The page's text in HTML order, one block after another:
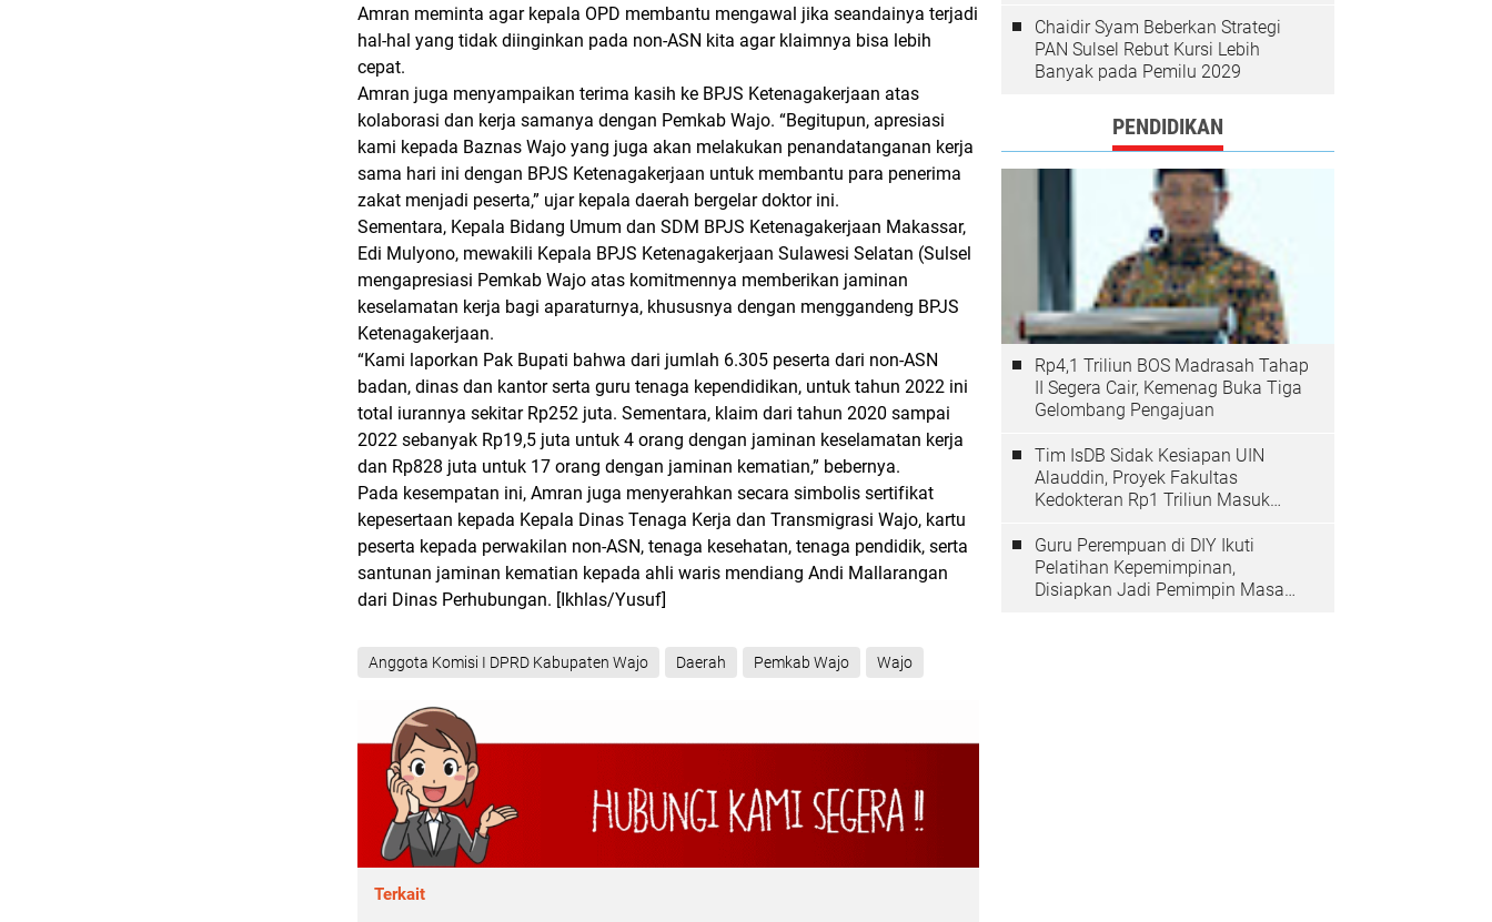
Amran meminta agar kepala OPD membantu mengawal jika seandainya terjadi
hal-hal yang tidak diinginkan pada non-ASN kita agar klaimnya bisa lebih
cepat.
Amran juga menyampaikan terima kasih ke BPJS Ketenagakerjaan atas
kolaborasi dan kerja samanya dengan Pemkab Wajo. “Begitupun, apresiasi
kami kepada Baznas Wajo yang juga akan melakukan penandatanganan kerja
sama hari ini dengan BPJS Ketenagakerjaan untuk membantu para penerima
zakat menjadi peserta,” ujar kepala daerah bergelar doktor ini.
Sementara, Kepala Bidang Umum dan SDM BPJS Ketenagakerjaan Makassar,
Edi Mulyono, mewakili Kepala BPJS Ketenagakerjaan Sulawesi Selatan (Sulsel
mengapresiasi Pemkab Wajo atas komitmennya memberikan jaminan
keselamatan kerja bagi aparaturnya, khususnya dengan menggandeng BPJS
Ketenagakerjaan.
“Kami laporkan Pak Bupati bahwa dari jumlah 6.305 peserta dari non-ASN
badan, dinas dan kantor serta guru tenaga kependidikan, untuk tahun 2022 ini
total iurannya sekitar Rp252 juta. Sementara, klaim dari tahun 2020 sampai
2022 sebanyak Rp19,5 juta untuk 4 orang dengan jaminan keselamatan kerja
dan Rp828 juta untuk 17 orang dengan jaminan kematian,” bebernya.
Pada kesempatan ini, Amran juga menyerahkan secara simbolis sertifikat
kepesertaan kepada Kepala Dinas Tenaga Kerja dan Transmigrasi Wajo, kartu
peserta kepada perwakilan non-ASN, tenaga kesehatan, tenaga pendidik, serta
santunan jaminan kematian kepada ahli waris mendiang Andi Mallarangan
dari Dinas Perhubungan. [Ikhlas/Yusuf]
Anggota Komisi I DPRD Kabupaten Wajo Daerah Pemkab Wajo Wajo
Terkait
Chaidir Syam Beberkan Strategi
PAN Sulsel Rebut Kursi Lebih
Banyak pada Pemilu 2029
PENDIDIKAN
Rp4,1 Triliun BOS Madrasah Tahap
II Segera Cair, Kemenag Buka Tiga
Gelombang Pengajuan
Tim IsDB Sidak Kesiapan UIN
Alauddin, Proyek Fakultas
Kedokteran Rp1 Triliun Masuk
Guru Perempuan di DIY Ikuti
Pelatihan Kepemimpinan,
Disiapkan Jadi Pemimpin Masa